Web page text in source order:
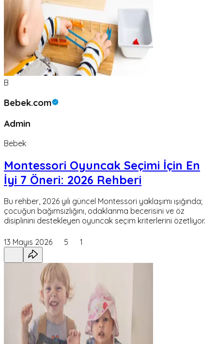
B
Bebek.com
Admin
Bebek
Montessori Oyuncak Seçimi İçin En
İyi 7 Öneri: 2026 Rehberi
Bu rehber, 2026 yılı güncel Montessori yaklaşımı ışığında;
çocuğun bağımsızlığını, odaklanma becerisini ve öz
disiplinini destekleyen oyuncak seçim kriterlerini özetliyor.
13 Mayıs 2026 5 1